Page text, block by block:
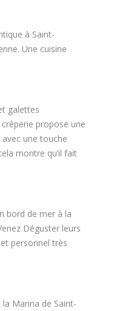
à Saint-
Une cuisine
galettes
propose une
une touche
montre qu’il fait
bord de mer à la
Déguster leurs
personnel très
Marina de Saint-